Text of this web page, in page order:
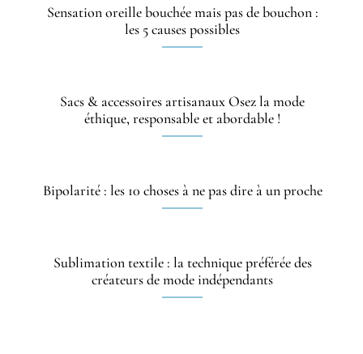
Sensation oreille bouchée mais pas de bouchon :
les 5 causes possibles
Sacs & accessoires artisanaux Osez la mode
éthique, responsable et abordable !
Bipolarité : les 10 choses à ne pas dire à un proche
Sublimation textile : la technique préférée des
créateurs de mode indépendants